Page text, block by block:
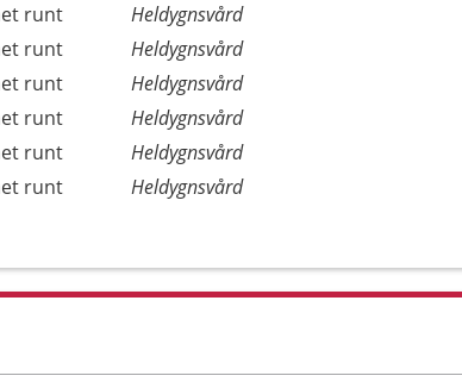
runt
Heldygnsvård
runt
Heldygnsvård
runt
Heldygnsvård
runt
Heldygnsvård
runt
Heldygnsvård
runt Heldygnsvård